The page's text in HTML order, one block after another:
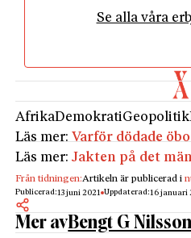
De som intervjuades på tv
var utan tvivel de som
skapa en ny regering
gå ut på remiss i form av ett
presidentval. Och när hela
den lilla entusias­tiska
ungdomar på torget – fick
Muslimska brödraskapet.
Sveriges Radios
Se alla våra
AfrikaDemokratiGeopolitik
Läs mer: Varför dödade
Läs mer:Jakten på det
Från tidningen:Artikeln är publicerad i
Publicerad:13 juni 2021 Uppdaterad:16 januari
Mer avBengt G Nilsson